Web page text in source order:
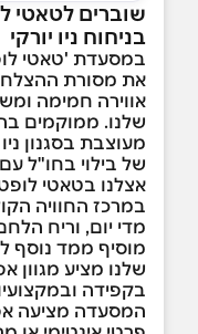
שוברים לטאטי
בניחוח ניו יורקי
במסעדת 'טאטי
את מסורת
אווירה חמימה
שלנו. ממוקמים
מעוצבת בסגנון
של בילוי בחו"ל
אצלנו בטאטי
במרכז החוויה
מדי יום, וריח
מוסיף ממד נוסף
שלנו מציע מגוון
בקפידה
המסעדה מציעה